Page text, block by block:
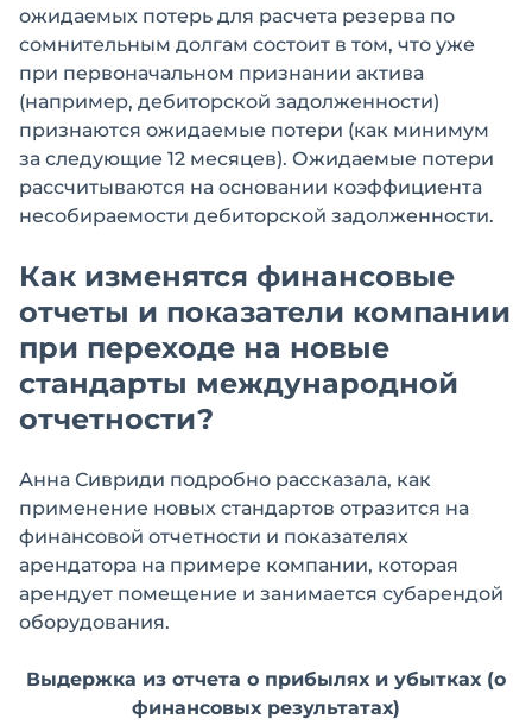
ожидаемых потерь для расчета резерва по
сомнительным долгам состоит в том, что уже
при первоначальном признании актива
(например, дебиторской задолженности)
признаются ожидаемые потери (как минимум
за следующие 12 месяцев). Ожидаемые потери
рассчитываются на основании коэффициента
несобираемости дебиторской задолженности.
Как изменятся финансовые
отчеты и показатели компании
при переходе на новые
стандарты международной
отчетности?
Анна Сивриди подробно рассказала, как
применение новых стандартов отразится на
финансовой отчетности и показателях
арендатора на примере компании, которая
арендует помещение и занимается субарендой
оборудования.
Выдержка из отчета о прибылях и убытках (о
финансовых результатах)